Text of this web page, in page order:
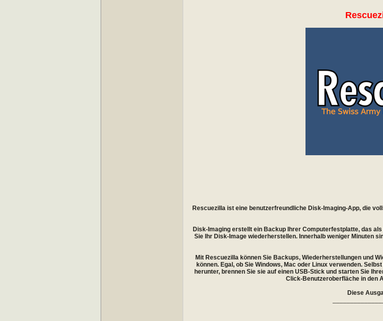
Rescuezilla ist eine benutzerfreundliche Disk-Imaging-App, die
Disk-Imaging erstellt ein Backup Ihrer Computerfestplatte, das
Sie Ihr Disk-Image wiederherstellen. Innerhalb weniger Minuten
Mit Rescuezilla können Sie Backups, Wiederherstellungen und
können. Egal, ob Sie Windows, Mac oder Linux verwenden.
herunter, brennen Sie sie auf einen USB-Stick und starten Sie
Click-Benutzeroberfläche in den
Diese